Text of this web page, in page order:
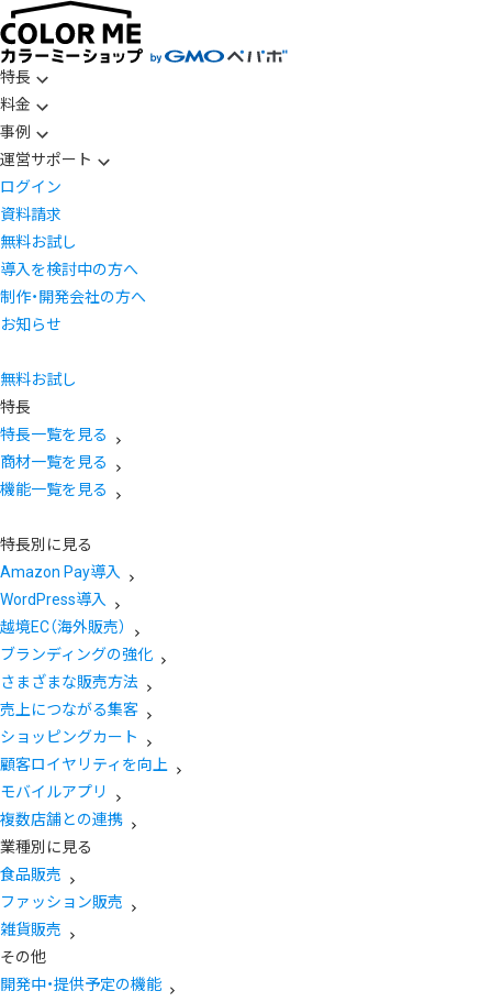
特長
料金
事例
運営サポート
ログイン
資料請求
無料お試し
導入を検討中の方へ
制作・開発会社の方へ
お知らせ
無料お試し
特長
特長一覧を見る
商材一覧を見る
機能一覧を見る
特長別に見る
Amazon Pay導入
WordPress導入
越境EC（海外販売）
ブランディングの強化
さまざまな販売方法
売上につながる集客
ショッピングカート
顧客ロイヤリティを向上
モバイルアプリ
複数店舗との連携
業種別に見る
食品販売
ファッション販売
雑貨販売
その他
開発中・提供予定の機能